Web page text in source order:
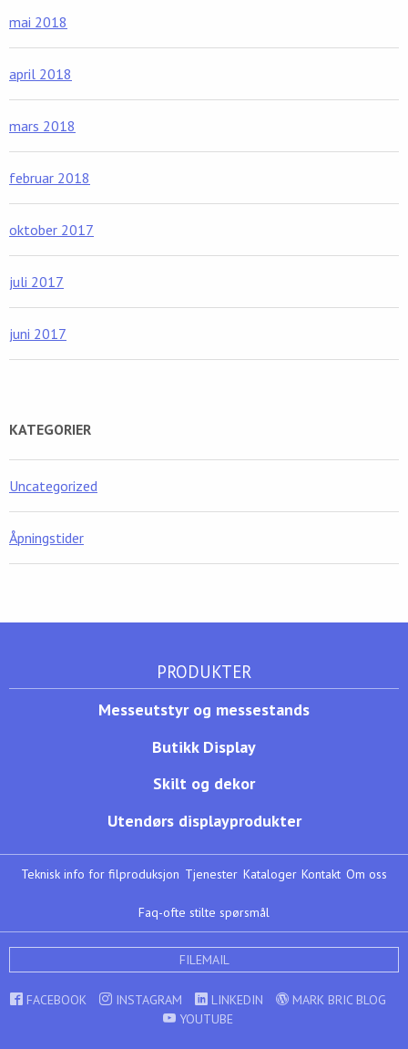
mai 2018
april 2018
mars 2018
februar 2018
oktober 2017
juli 2017
juni 2017
KATEGORIER
Uncategorized
Åpningstider
PRODUKTER
Messeutstyr og messestands
Butikk Display
Skilt og dekor
Utendørs displayprodukter
Teknisk info for filproduksjon Tjenester Kataloger Kontakt Om oss
Faq-ofte stilte spørsmål
FILEMAIL
FACEBOOK INSTAGRAM LINKEDIN
MARK BRIC BLOG
YOUTUBE